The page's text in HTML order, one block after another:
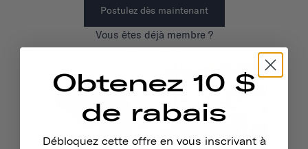
Postulez dès maintenant
Vous êtes déjà membre ?
Se connecter
Obtenez 10 $
de rabais
Débloquez cette offre en vous inscrivant à